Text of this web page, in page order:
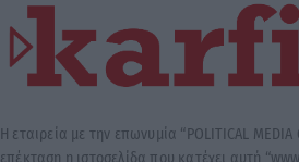
Η εταιρεία με την επωνυμία “POLITICAL MEDIA